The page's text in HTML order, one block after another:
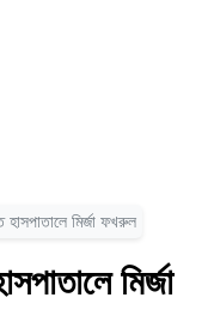
মির্জা ফখরুল
মির্জা